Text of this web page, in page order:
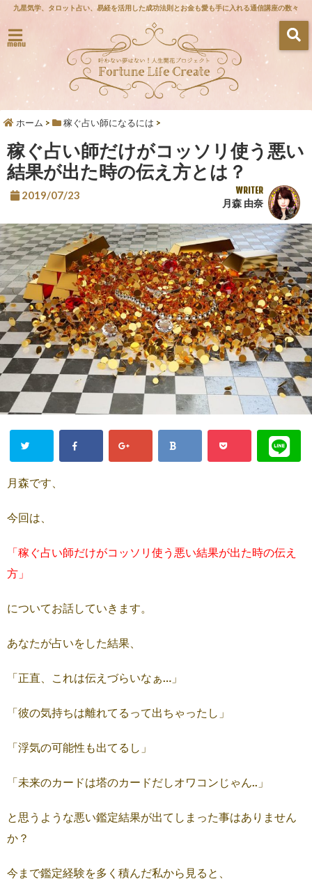
九星気学、タロット占い、易経を活用した成功法則とお金も愛も手に入れる通信講座の数々
menu
ホーム > 稼ぐ占い師になるには >
稼ぐ占い師だけがコッソリ使う悪い
結果が出た時の伝え方とは？
2019/07/23 WRITER
月森 由奈
月森です、
今回は、
「稼ぐ占い師だけがコッソリ使う悪い結果が出た時の伝え
方」
についてお話していきます。
あなたが占いをした結果、
「正直、これは伝えづらいなぁ…」
「彼の気持ちは離れてるって出ちゃったし」
「浮気の可能性も出てるし」
「未来のカードは塔のカードだしオワコンじゃん..」
と思うような悪い鑑定結果が出てしまった事はありません
か？
今まで鑑定経験を多く積んだ私から見ると、